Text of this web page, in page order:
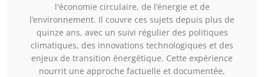
l'économie circulaire, de l’énergie et de
l’environnement. Il couvre ces sujets depuis plus de
quinze ans, avec un suivi régulier des politiques
climatiques, des innovations technologiques et des
enjeux de transition énergétique. Cette expérience
nourrit une approche factuelle et documentée,